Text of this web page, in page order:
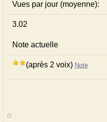
Vues par jour (moyenne):
3.02
Note actuelle
(après 2 voix) Note